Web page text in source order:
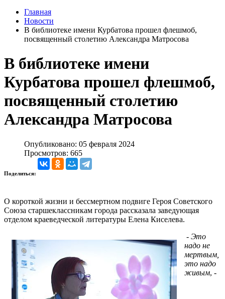
Главная
Новости
В библиотеке имени Курбатова прошел флешмоб,
посвященный столетию Александра Матросова
В библиотеке имени
Курбатова прошел флешмоб,
посвященный столетию
Александра Матросова
Опубликовано: 05 февраля 2024
Просмотров: 665
Поделиться:
О короткой жизни и бессмертном подвиге Героя Советского
Союза старшеклассникам города рассказала заведующая
отделом краеведческой литературы Елена Киселева.
- Это
надо не
мертвым,
это надо
живым, -